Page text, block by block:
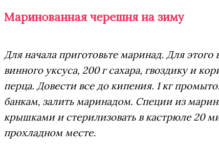
Маринованная черешня на зиму
Для начала приготовьте маринад. Для этого
винного уксуса, 200 г сахара, гвоздику и
перца. Довести все до кипения. 1 кг
банкам, залить маринадом. Специи из
крышками и стерилизовать в кастрюле 20
прохладном месте.